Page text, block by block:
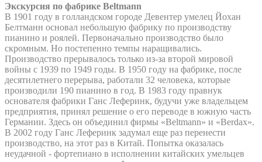
Экскурсия по фабрике Beltmann
В 1901 году в голландском городе Девентер умелец Йохан
Белтманн основал небольшую фабрику по производству
пианино и роялей. Первоначально производство было
скромным. Но постепенно темпы наращивались.
Производство прерывалось только из-за второй мировой
войны с 1939 по 1949 годы. В 1950 году на фабрике, после
десятилетнего перерыва, работали 32 человека, которые
производили 190 пианино в год. В 1983 году правнук
основателя фабрики Ганс Леферинк, будучи уже владельцем
предприятия, принял решение о его переводе в южную часть
Германии. Здесь он объединил фирмы «Beltmann» и «Berdax».
В 2002 году Ганс Леферинк задумал еще раз перенести
производство, на этот раз в Китай. Попытка оказалась
неудачной - фортепиано в исполнении китайских умельцев